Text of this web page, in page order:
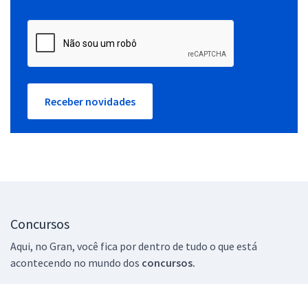
Receber novidades
Concursos
Aqui, no Gran, você fica por dentro de tudo o que está
acontecendo no mundo dos concursos.